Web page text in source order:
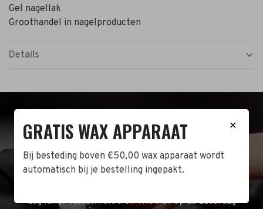
Gel nagellak
Groothandel in nagelproducten
Details
BEZOEK DE WINKEL!
Naast de online shop hebben wij ook een fysieke
winkel in Zwijndrecht! Het adres is: Antoni van
dag langs tussen 10:00 en 17:00 of op de zaterdag
✕
GRATIS WAX APPARAAT
Bij besteding boven €50,00 wax apparaat wordt
automatisch bij je bestelling ingepakt.